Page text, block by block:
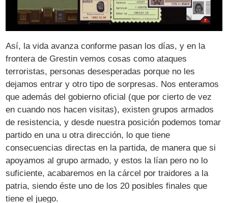
Así, la vida avanza conforme pasan los días, y en la
frontera de Grestin vemos cosas como ataques
terroristas, personas desesperadas porque no les
dejamos entrar y otro tipo de sorpresas. Nos enteramos
que además del gobierno oficial (que por cierto de vez
en cuando nos hacen visitas), existen grupos armados
de resistencia, y desde nuestra posición podemos tomar
partido en una u otra dirección, lo que tiene
consecuencias directas en la partida, de manera que si
apoyamos al grupo armado, y estos la lían pero no lo
suficiente, acabaremos en la cárcel por traidores a la
patria, siendo éste uno de los 20 posibles finales que
tiene el juego.